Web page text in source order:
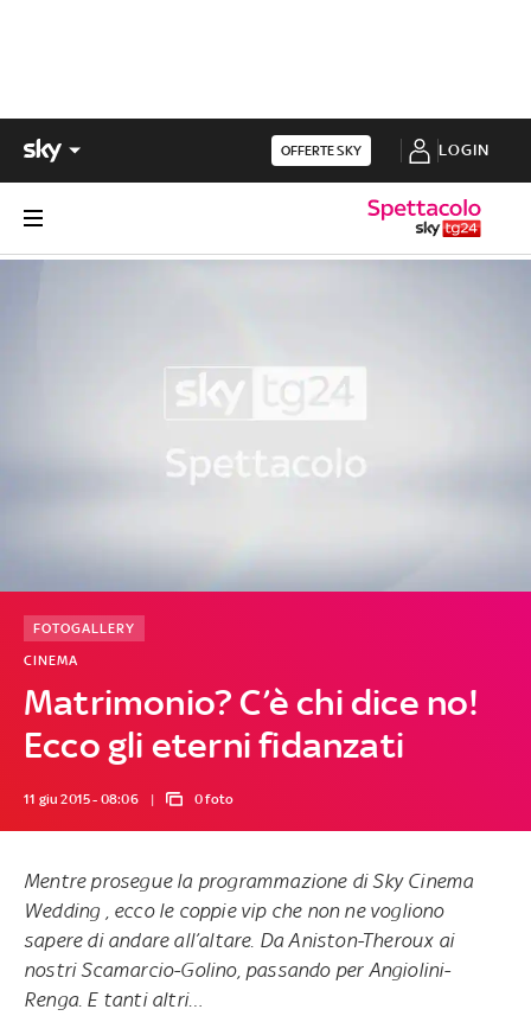
OFFERTE SKY LOGIN
Matrimonio? C’è chi dice no!
Ecco gli eterni fidanzati
CINEMA
FOTOGALLERY
11 giu 2015 - 08:06 0 foto
Mentre prosegue la programmazione diSky Cinema
Wedding
, ecco le coppie vip che non ne vogliono
sapere di andare all’altare. Da Aniston-Theroux ai
nostri Scamarcio-Golino, passando per Angiolini-
Renga. E tanti altri…